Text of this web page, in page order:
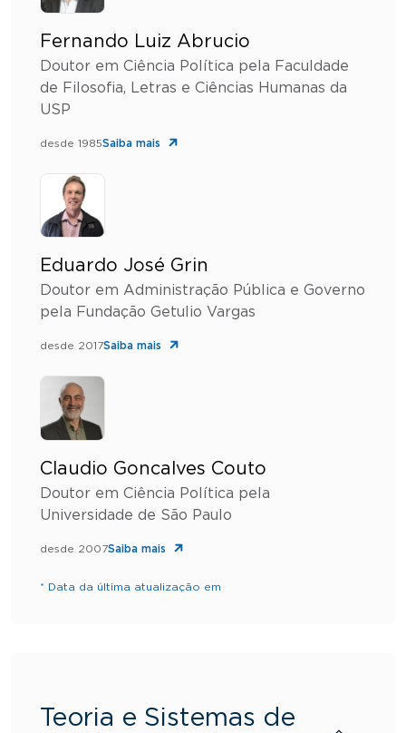
Fernando Luiz Abrucio
Doutor em Ciência Política pela Faculdade
de Filosofia, Letras e Ciências Humanas da
USP
desde 1985Saiba mais
Eduardo José Grin
Doutor em Administração Pública e Governo
pela Fundação Getulio Vargas
desde 2017Saiba mais
Claudio Goncalves Couto
Doutor em Ciência Política pela
Universidade de São Paulo
desde 2007Saiba mais
* Data da última atualização em
Teoria e Sistemas de